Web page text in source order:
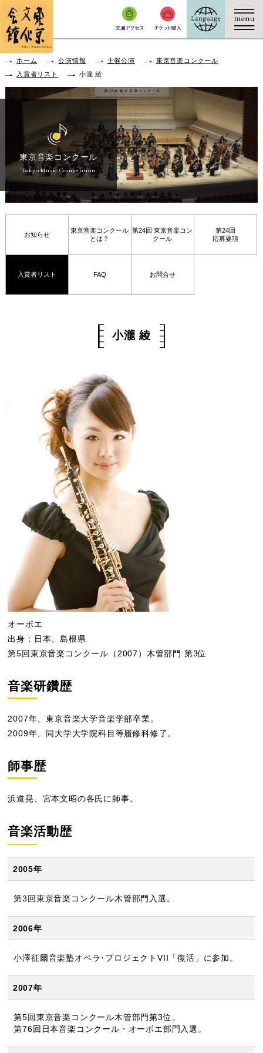
本文へ移動
ホーム 公演情報 主催公演
東京音楽コンクール
入賞者リスト
小瀧 綾
東京音楽コンクール
Tokyo Music Competition
お知らせ
東京音楽コンクール
とは？
第24回 東京音楽コン
クール
第24回
応募要項
入賞者リスト FAQ お問合せ
小瀧 綾
オーボエ
出身：日本、島根県
第5回東京音楽コンクール（2007）木管部門 第3位
音楽研鑽歴
2007年、東京音楽大学音楽学部卒業。
2009年、同大学大学院科目等履修科修了。
師事歴
浜道晃、宮本文昭の各氏に師事。
音楽活動歴
2005年
第3回東京音楽コンクール木管部門入選。
2006年
小澤征爾音楽塾オペラ･プロジェクトVII「復活」に参加。
2007年
第5回東京音楽コンクール木管部門第3位。
第76回日本音楽コンクール・オーボエ部門入選。